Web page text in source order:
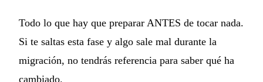
Todo lo que hay que preparar ANTES de tocar nada.
Si te saltas esta fase y algo sale mal durante la
migración, no tendrás referencia para saber qué ha
cambiado.